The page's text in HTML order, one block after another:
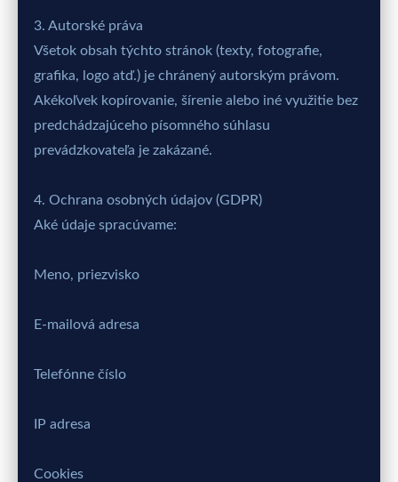
3. Autorské práva
Všetok obsah týchto stránok (texty, fotografie,
grafika, logo atď.) je chránený autorským právom.
Akékoľvek kopírovanie, šírenie alebo iné využitie bez
predchádzajúceho písomného súhlasu
prevádzkovateľa je zakázané.
4. Ochrana osobných údajov (GDPR)
Aké údaje spracúvame:
Meno, priezvisko
E-mailová adresa
Telefónne číslo
IP adresa
Cookies